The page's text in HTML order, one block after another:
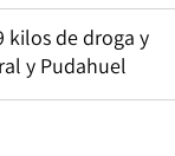
kilos de droga y
y Pudahuel